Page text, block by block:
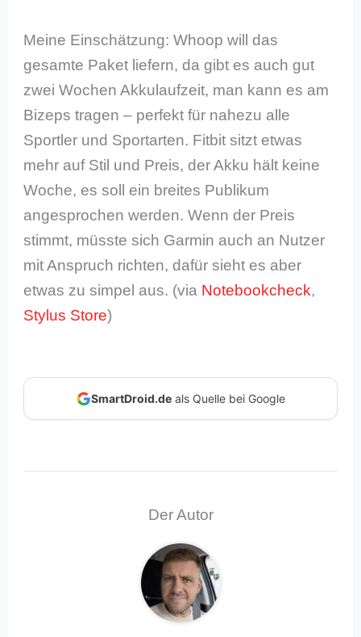
Meine Einschätzung: Whoop will das
gesamte Paket liefern, da gibt es auch gut
zwei Wochen Akkulaufzeit, man kann es am
Bizeps tragen – perfekt für nahezu alle
Sportler und Sportarten. Fitbit sitzt etwas
mehr auf Stil und Preis, der Akku hält keine
Woche, es soll ein breites Publikum
angesprochen werden. Wenn der Preis
stimmt, müsste sich Garmin auch an Nutzer
mit Anspruch richten, dafür sieht es aber
etwas zu simpel aus. (via Notebookcheck,
Stylus Store)
SmartDroid.deals Quelle bei Google
Der Autor